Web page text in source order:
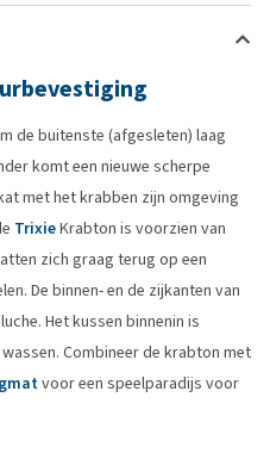
de buitenste (afgesleten) laag
komt een nieuwe scherpe
met het krabben zijn omgeving
TrixieKrabton is voorzien van
zich graag terug op een
De binnen- en de zijkanten van
Het kussen binnenin is
Combineer de krabton met
voor een speelparadijs voor